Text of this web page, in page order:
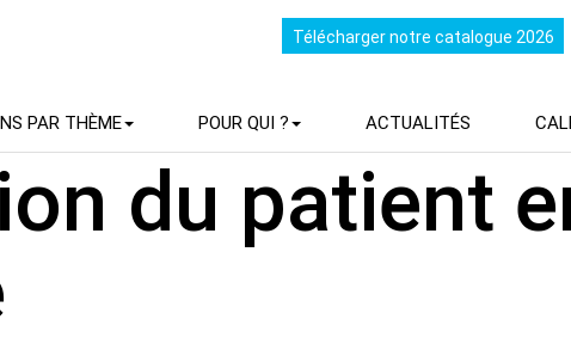
Télécharger notre catalogue 2026
PAR THÈME POUR QUI ? ACTUALITÉS
du patient